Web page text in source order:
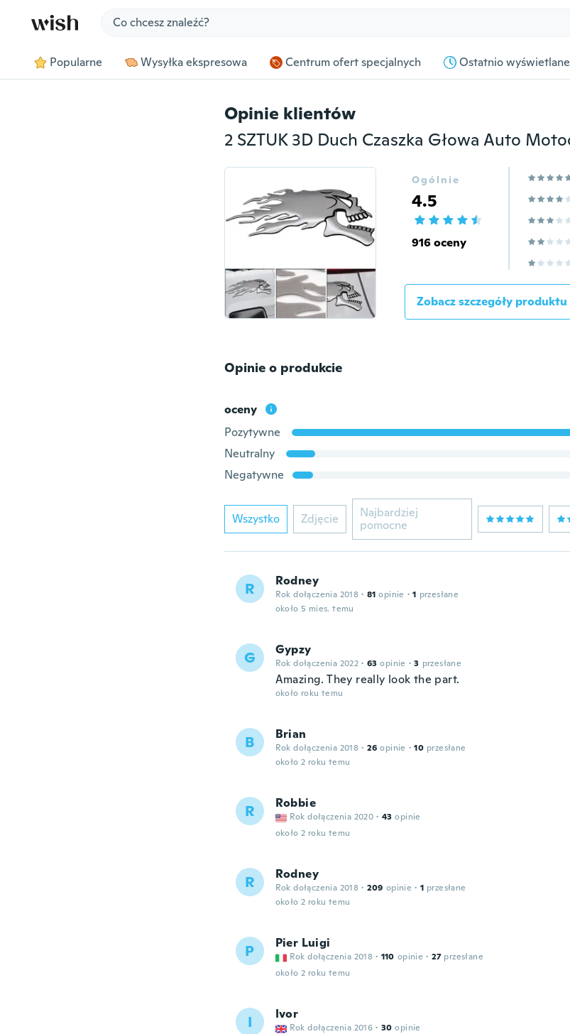
Popularne Wysyłka ekspresowa Centrum ofert specjalnych Ostatnio wyświetlane
Opinie klientów
Ogólnie
4.5
916 oceny
Zobacz szczegóły produktu
Opinie o produkcie
oceny
Pozytywne
Neutralny
Negatywne
Wszystko Zdjęcie
Najbardziej
pomocne
R Rodney
Rok dołączenia 2018 · 81 opinie · 1 przesłane
około 5 mies. temu
G Gypzy
Rok dołączenia 2022 · 63 opinie · 3 przesłane
Amazing. They really look the part.
około roku temu
B Brian
Rok dołączenia 2018 · 26 opinie · 10 przesłane
około 2 roku temu
R Robbie
Rok dołączenia 2020 · 43 opinie
około 2 roku temu
R Rodney
Rok dołączenia 2018 · 209 opinie · 1 przesłane
około 2 roku temu
P Pier Luigi
Rok dołączenia 2018 · 110 opinie · 27 przesłane
około 2 roku temu
I Ivor
Rok dołączenia 2016 · 30 opinie